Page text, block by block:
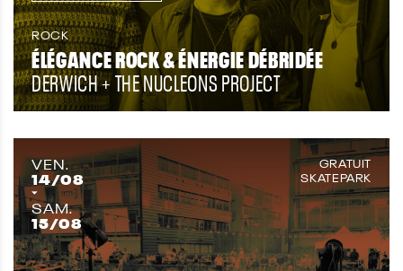
ROCK
ÉLÉGANCE ROCK & ÉNERGIE DÉBRIDÉE
DERWICH + THE NUCLEONS PROJECT
VEN.
14/08
SAM.
15/08
GRATUIT
SKATEPARK